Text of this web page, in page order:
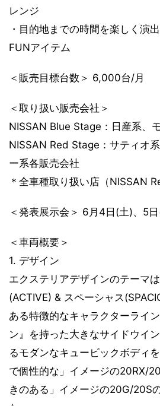
レンジ
・目的地までの時間を楽しく演
FUNアイテム
＜販売目標台数＞ 6,000台/月
＜取り扱い販売会社＞
NISSAN Blue Stage：日産系、
NISSAN Red Stage：サティオ
ー系各販売会社
＊全車種取り扱い店（NISSAN
＜発表展示会＞ 6月4日(土)、5
＜車両概要＞
1. デザイン
エクステリアデザインのテーマ
(ACTIVE) & スペーシャス
ある特徴的なキャラクターライ
ン』を持った大きなサイドウイ
るモダンなキュービックボディ
で個性的な」イメージの20RX/
きのある」イメージの20G/20S